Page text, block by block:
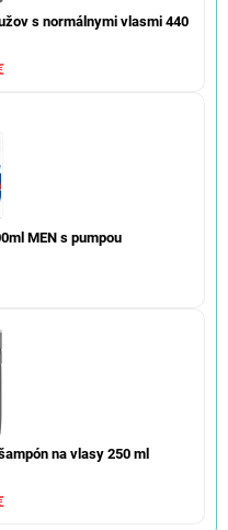
s normálnymi vlasmi 440
MEN s pumpou
na vlasy 250 ml